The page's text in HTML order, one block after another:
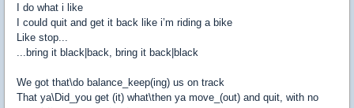
I do what i like
I could quit and get it back like i’m riding a bike
Like stop...
...bring it black|back, bring it back|black
We got that\do balance_keep(ing) us on track
That ya\Did_you get (it) what\then ya move_(out) and quit, with no